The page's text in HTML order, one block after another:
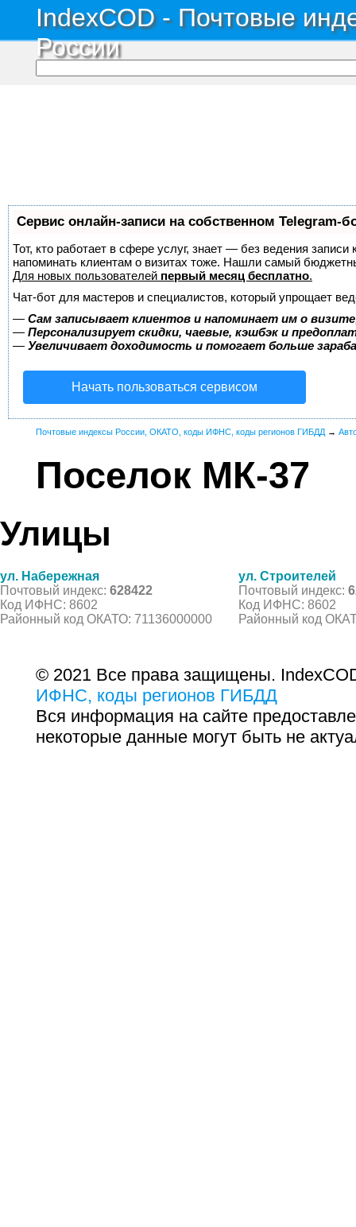
IndexCOD - Почтовые
России
Сервис онлайн-записи на собственном Telegram-
Тот, кто работает в сфере услуг, знает — без ведения
напоминать клиентам о визитах тоже. Нашли самый
Для новых пользователей первый месяц бесплатно.
Чат-бот для мастеров и специалистов, который упрощает
— Сам записывает клиентов и напоминает им о
— Персонализирует скидки, чаевые, кэшбэк и
— Увеличивает доходимость и помогает больше
Начать пользоваться сервисом
Почтовые индексы России, ОКАТО, коды ИФНС, коды регионов ГИБДД →
Поселок МК-37
Улицы
ул. Набережная
Почтовый индекс: 628422
Код ИФНС: 8602
Районный код ОКАТО: 71136000000
ул. Строителей
Почтовый индекс:
Код ИФНС: 8602
Районный код
© 2021 Все права защищены.
ИФНС, коды регионов ГИБДД
Вся информация на сайте
некоторые данные могут быть не